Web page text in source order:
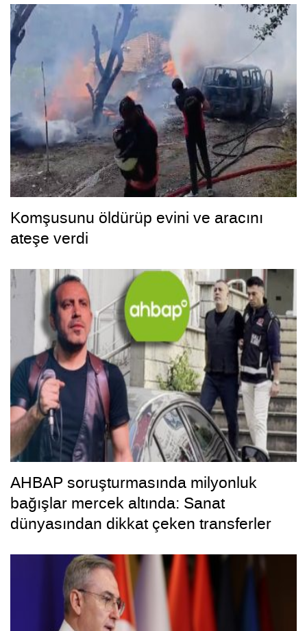
Komşusunu öldürüp evini ve aracını
ateşe verdi
AHBAP soruşturmasında milyonluk
bağışlar mercek altında: Sanat
dünyasından dikkat çeken transferler